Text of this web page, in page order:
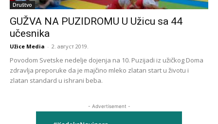
Društvo
GUŽVA NA PUZIDROMU U Užicu sa 44
učesnika
Užice Media - 2. август 2019.
Povodom Svetske nedelje dojenja na 10. Puzijadi iz užičkog Doma
zdravlja preporuke da je majčino mleko zlatan start u životu i
zlatan standard u ishrani beba.
- Advertisement -